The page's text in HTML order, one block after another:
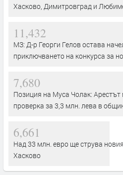
Хасково, Димитровград и
11,432
МЗ: Д-р Георги Гелов остава
приключването на конкурса за
7,680
Позиция на Муса Чолак:
проверка за 3,3 млн. лева в
6,661
Над 33 млн. евро ще струва
Хасково